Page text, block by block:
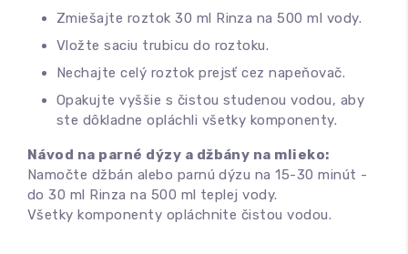
Zmiešajte roztok 30 ml Rinza na 500 ml vody.
Vložte saciu trubicu do roztoku.
Nechajte celý roztok prejsť cez napeňovač.
Opakujte vyššie s čistou studenou vodou, aby
ste dôkladne opláchli všetky komponenty.
Návod na parné dýzy a džbány na mlieko:
Namočte džbán alebo parnú dýzu na 15-30 minút -
do 30 ml Rinza na 500 ml teplej vody.
Všetky komponenty opláchnite čistou vodou.